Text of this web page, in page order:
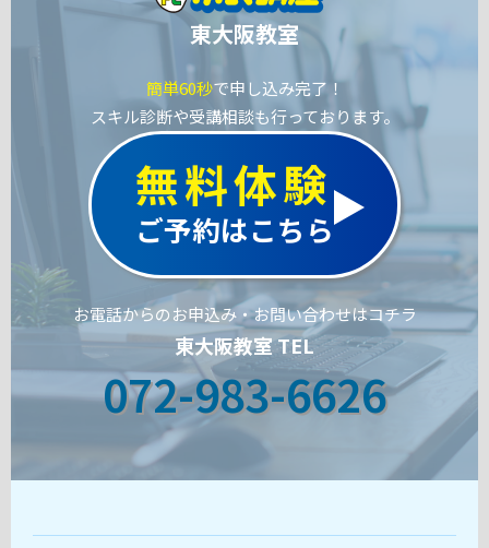
東大阪教室
簡単60秒で申し込み完了！
スキル診断や受講相談も行っております。
無料体験
ご予約はこちら
お電話からのお申込み・お問い合わせはコチラ
東大阪教室 TEL
072-983-6626